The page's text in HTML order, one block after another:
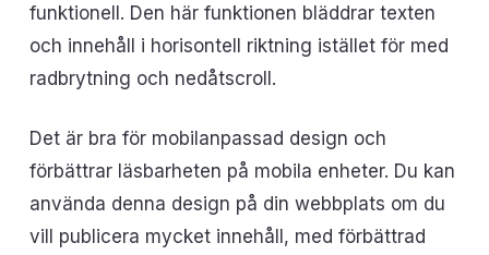
funktionell. Den här funktionen bläddrar texten
och innehåll i horisontell riktning istället för med
radbrytning och nedåtscroll.
Det är bra för mobilanpassad design och
förbättrar läsbarheten på mobila enheter. Du kan
använda denna design på din webbplats om du
vill publicera mycket innehåll, med förbättrad